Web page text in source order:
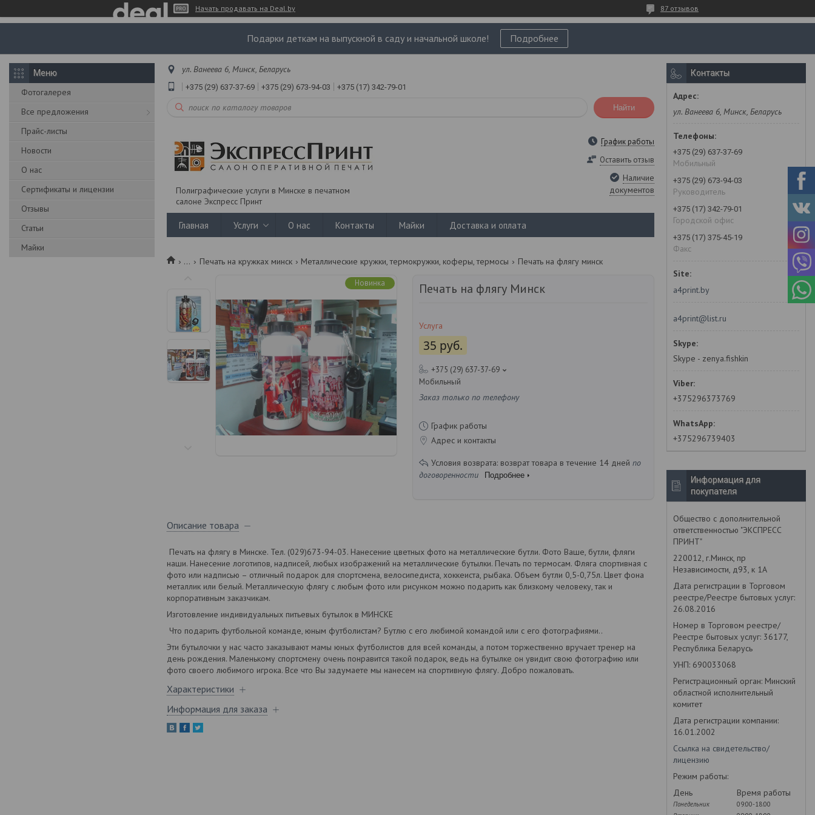
Начать продавать на Deal.by 87 отзывов
Подарки деткам на выпускной в саду и начальной школе! Подробнее
Фотогалерея
Все предложения
Прайс-листы
Новости
О нас
Сертификаты и лицензии
Отзывы
Статьи
Майки
ул. Ванеева 6, Минск, Беларусь
+375 (29) 637-37-69 +375 (29) 673-94-03 +375 (17) 342-79-01
Найти
Полиграфические услуги в Минске в печатном
салоне Экспресс Принт
График работы
Оставить отзыв
Наличие
документов
Главная Услуги О нас Контакты Майки Доставка и оплата
... Печать на кружках минск Металлические кружки, термокружки, коферы, термосы Печать на флягу минск
Новинка Печать на флягу Минск
Услуга
35 руб.
+375 (29) 637-37-69
Мобильный
Заказ только по телефону
График работы
Адрес и контакты
возврат товара в течение 14 дней по
договоренности
Подробнее
Описание товара
Печать на флягу в Минске. Тел. (029)673-94-03. Нанесение цветных фото на металлические бутли. Фото Ваше, бутли, фляги
наши. Нанесение логотипов, надписей, любых изображений на металлические бутылки. Печать по термосам. Фляга спортивная с
фото или надписью – отличный подарок для спортсмена, велосипедиста, хоккеиста, рыбака. Объем бутли 0,5-0,75л. Цвет фона
металлик или белый. Металлическую флягу с любым фото или рисунком можно подарить как близкому человеку, так и
корпоративным заказчикам.
Изготовление индивидуальных питьевых бутылок в МИНСКЕ
Что подарить футбольной команде, юным футболистам? Бутлю с его любимой командой или с его фотографиями..
Эти бутылочки у нас часто заказывают мамы юных футболистов для всей команды, а потом торжественно вручает тренер на
день рождения. Маленькому спортсмену очень понравится такой подарок, ведь на бутылке он увидит свою фотографию или
фото своего любимого игрока. Все что Вы задумаете мы нанесем на спортивную флягу. Добро пожаловать.
Характеристики
Информация для заказа
Контакты
ул. Ванеева 6, Минск, Беларусь
+375 (29) 637-37-69
Мобильный
+375 (29) 673-94-03
Руководитель
+375 (17) 342-79-01
Городской офис
+375 (17) 375-45-19
Факс
a4print.by
a4print@list.ru
Skype - zenya.fishkin
+375296373769
+375296739403
Информация для
покупателя
Общество с дополнительной
ответственностью "ЭКСПРЕСС
ПРИНТ"
220012, г.Минск, пр
Независимости, д93, к 1А
Дата регистрации в Торговом
реестре/Реестре бытовых услуг:
26.08.2016
Номер в Торговом реестре/
Реестре бытовых услуг: 36177,
Республика Беларусь
УНП: 690033068
Регистрационный орган: Минский
областной исполнительный
комитет
Дата регистрации компании:
16.01.2002
Ссылка на свидетельство/
лицензию
Режим работы:
День
Время работы
Понедельник
09:00-18:00